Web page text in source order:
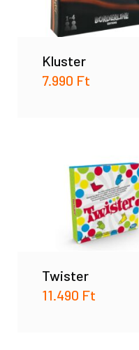
Kluster
7.990 Ft
Twister
11.490 Ft